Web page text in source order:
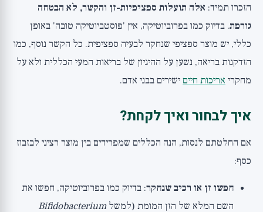
הזכרו תמיד: אלה תועלות ספציפיות-זן והקשר, לא הבטחה
גורפת. בדיוק כמו בפרוביוטיקה, אין 'פוסטביוטיקה טובה' באופן
כללי, יש מוצר ספציפי שנחקר לבעיה ספציפית. כל הקשר נוסף, כמו
הזדקנות בריאה, נשען על ההיגיון של בריאות המעי הכללית ולא על
מחקרי אריכות חייםישירים בבני אדם.
איך לבחור ואיך לקחת?
אם החלטתם לנסות, הנה הכללים שמפרידים בין מוצר רציני לבזבוז
כסף:
חפשו זן או רכיב שנחקר: בדיוק כמו בפרוביוטיקה, חפשו את
השם המלא של הזן המומת (למשלBifidobacterium